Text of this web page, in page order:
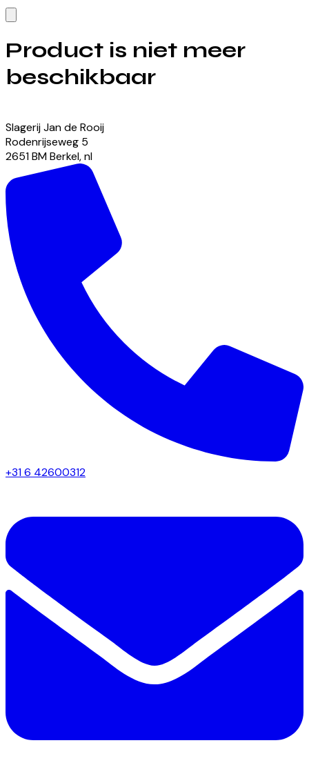
Product is niet meer
beschikbaar
Slagerij Jan de Rooij
Rodenrijseweg 5
2651 BMBerkel,nl
+31 6 42600312